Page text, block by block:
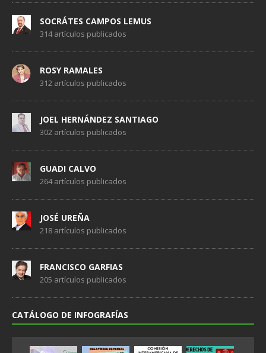
SOCRÁTES CAMPOS LEMUS
314 artículos publicados
ROSY RAMALES
312 artículos publicados
JOEL HERNÁNDEZ SANTIAGO
302 artículos publicados
GUADI CALVO
264 artículos publicados
JOSÉ UREÑA
218 artículos publicados
FRANCISCO GARFIAS
205 artículos publicados
CATÁLOGO DE INFOGRAFÍAS